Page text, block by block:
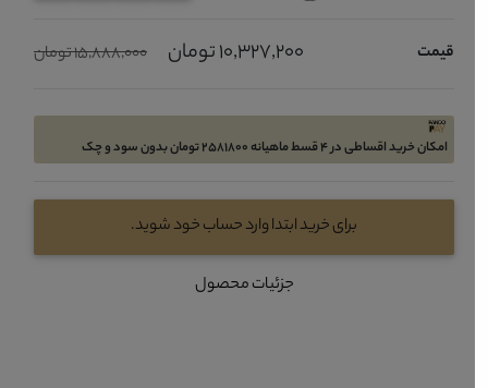
قیمت 10,327,200 تومان 15,888,000 تومان
امکان خرید اقساطی در 4 قسط ماهیانه 2581800 تومان بدون سود و چک
برای خرید ابتدا وارد حساب خود شوید.
جزئیات محصول